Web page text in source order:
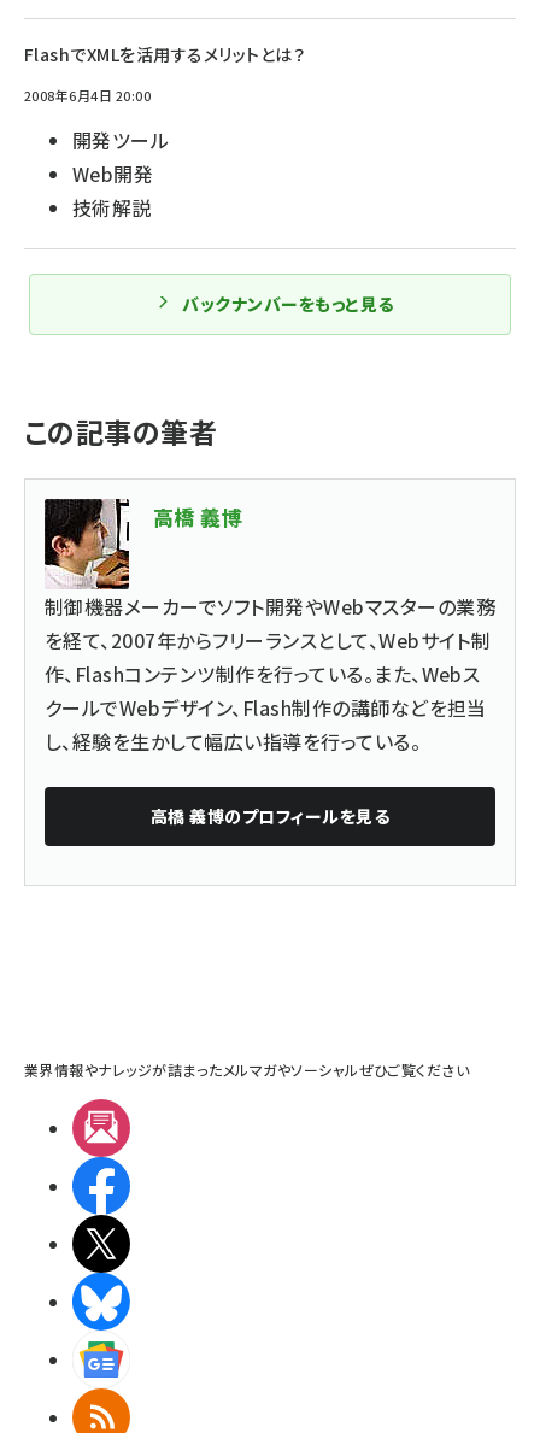
FlashでXMLを活用するメリットとは？
2008年6月4日 20:00
開発ツール
Web開発
技術解説
バックナンバーをもっと見る
この記事の筆者
高橋 義博
制御機器メーカーでソフト開発やWebマスターの業務
を経て、2007年からフリーランスとして、Webサイト制
作、Flashコンテンツ制作を行っている。また、Webス
クールでWebデザイン、Flash制作の講師などを担当
し、経験を生かして幅広い指導を行っている。
高橋 義博のプロフィールを見る
業界情報やナレッジが詰まったメルマガやソーシャルぜひご覧ください
RSS